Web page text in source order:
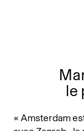
le
« Amsterdam